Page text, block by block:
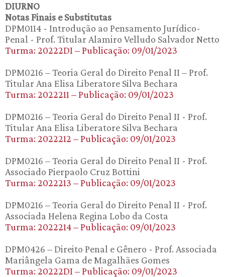
DIURNO
Notas Finais e Substitutas
DPM0114 - Introdução ao Pensamento Jurídico-
Penal - Prof. Titular Alamiro Velludo Salvador Netto
Turma: 20222DI – Publicação: 09/01/2023
DPM0216 – Teoria Geral do Direito Penal II – Prof.
Titular Ana Elisa Liberatore Silva Bechara
Turma: 2022211 – Publicação: 09/01/2023
DPM0216 – Teoria Geral do Direito Penal II - Prof.
Titular Ana Elisa Liberatore Silva Bechara
Turma: 2022212 – Publicação: 09/01/2023
DPM0216 – Teoria Geral do Direito Penal II - Prof.
Associado Pierpaolo Cruz Bottini
Turma: 2022213 – Publicação: 09/01/2023
DPM0216 – Teoria Geral do Direito Penal II - Prof.
Associada Helena Regina Lobo da Costa
Turma: 2022214 – Publicação: 09/01/2023
DPM0426 – Direito Penal e Gênero - Prof. Associada
Mariângela Gama de Magalhães Gomes
Turma: 20222DI – Publicação: 09/01/2023